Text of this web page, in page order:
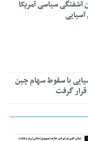
آشفتگی سیاسی آمریکا
آسیایی
با سقوط سهام چین
گرفت